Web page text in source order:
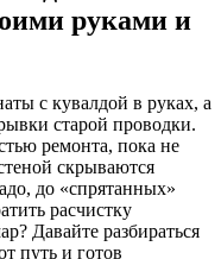
руками и
с кувалдой в руках, а
старой проводки.
ремонта, пока не
скрываются
до «спрятанных»
расчистку
Давайте разбираться
путь и готов